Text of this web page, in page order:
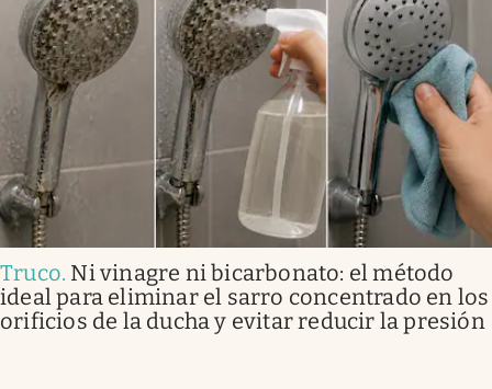
Truco. Ni vinagre ni bicarbonato: el método
ideal para eliminar el sarro concentrado en los
orificios de la ducha y evitar reducir la presión